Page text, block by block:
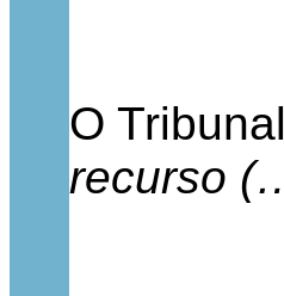
O
recurso